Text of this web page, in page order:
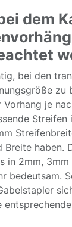
dem
bei den
zu
Vorhang je
Streifen
Breite haben.
in 2mm,
bedeutsam.